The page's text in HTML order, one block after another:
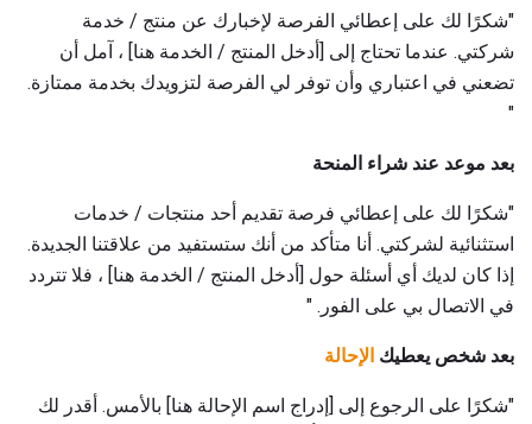
"شكرًا لك على إعطائي الفرصة لإخبارك عن منتج / خدمة
شركتي. عندما تحتاج إلى [أدخل المنتج / الخدمة هنا] ، آمل أن
تضعني في اعتباري وأن توفر لي الفرصة لتزويدك بخدمة ممتازة.
"
بعد موعد عند شراء المنحة
"شكرًا لك على إعطائي فرصة تقديم أحد منتجات / خدمات
استثنائية لشركتي. أنا متأكد من أنك ستستفيد من علاقتنا الجديدة.
إذا كان لديك أي أسئلة حول [أدخل المنتج / الخدمة هنا] ، فلا تتردد
في الاتصال بي على الفور. "
بعد شخص يعطيك الإحالة
"شكرًا على الرجوع إلى [إدراج اسم الإحالة هنا] بالأمس. أقدر لك